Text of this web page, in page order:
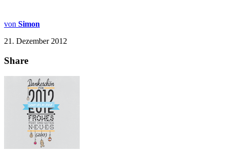
von Simon
21. Dezember 2012
Share